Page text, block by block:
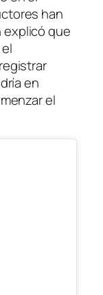
han
explicó que
en
el